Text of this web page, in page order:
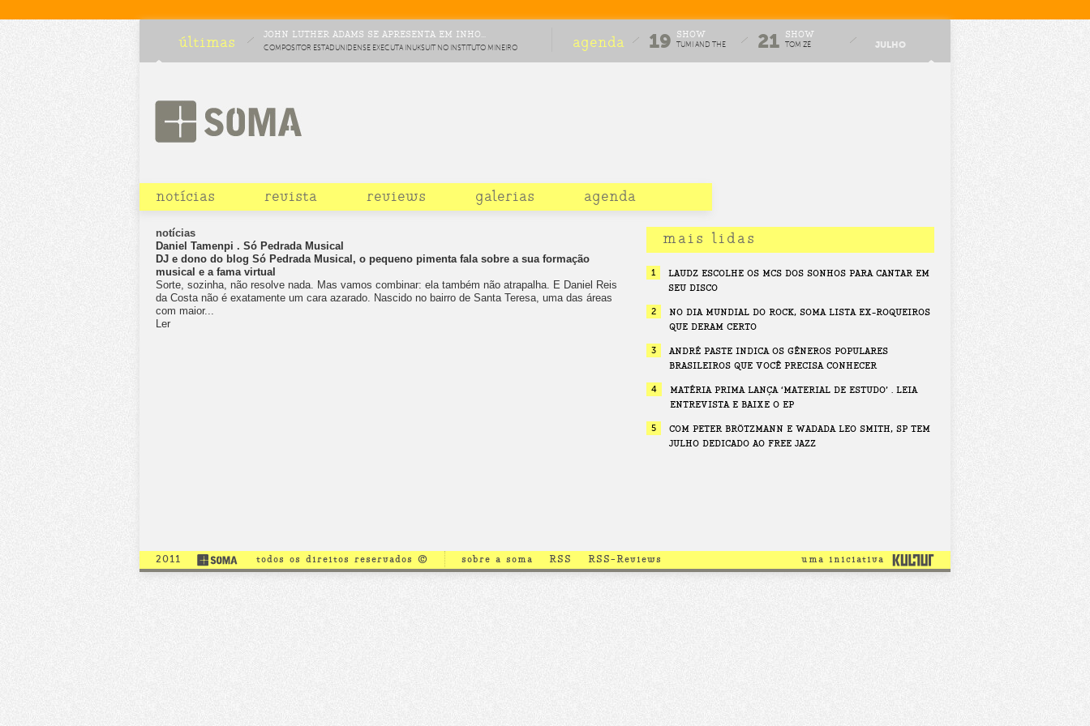
últimas JOHN LUTHER ADAMS SE APRESENTA EM INHO...
COMPOSITOR ESTADUNIDENSE EXECUTA INUKSUIT NO INSTITUTO MINEIRO
COMO PARTE DE CICLO DE MÚSICA CONTEMPORÂNEA
agenda 19 SHOW
TUMI AND THE
21 SHOW
TOM ZÉ
JULHO
notícias revista reviews galerias agenda
notícias
Daniel Tamenpi . Só Pedrada Musical
DJ e dono do blog Só Pedrada Musical, o pequeno pimenta fala sobre a sua formação
musical e a fama virtual
Sorte, sozinha, não resolve nada. Mas vamos combinar: ela também não atrapalha. E Daniel Reis
da Costa não é exatamente um cara azarado. Nascido no bairro de Santa Teresa, uma das áreas
com maior...
Ler
mais lidas
1
LAUDZ ESCOLHE OS MCS DOS SONHOS PARA CANTAR EM
SEU DISCO
2
NO DIA MUNDIAL DO ROCK, SOMA LISTA EX-ROQUEIROS
QUE DERAM CERTO
3
ANDRÉ PASTE INDICA OS GÊNEROS POPULARES
BRASILEIROS QUE VOCÊ PRECISA CONHECER
4
MATÉRIA PRIMA LANÇA ‘MATERIAL DE ESTUDO’ . LEIA
ENTREVISTA E BAIXE O EP
5
COM PETER BRÖTZMANN E WADADA LEO SMITH, SP TEM
JULHO DEDICADO AO FREE JAZZ
2011 todos os direitos reservados © sobre a soma RSS RSS-Reviews uma iniciativa